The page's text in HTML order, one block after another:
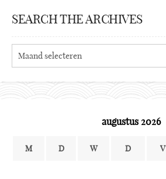
SEARCH THE ARCHIVES
the
augustus 2026
M D W D V